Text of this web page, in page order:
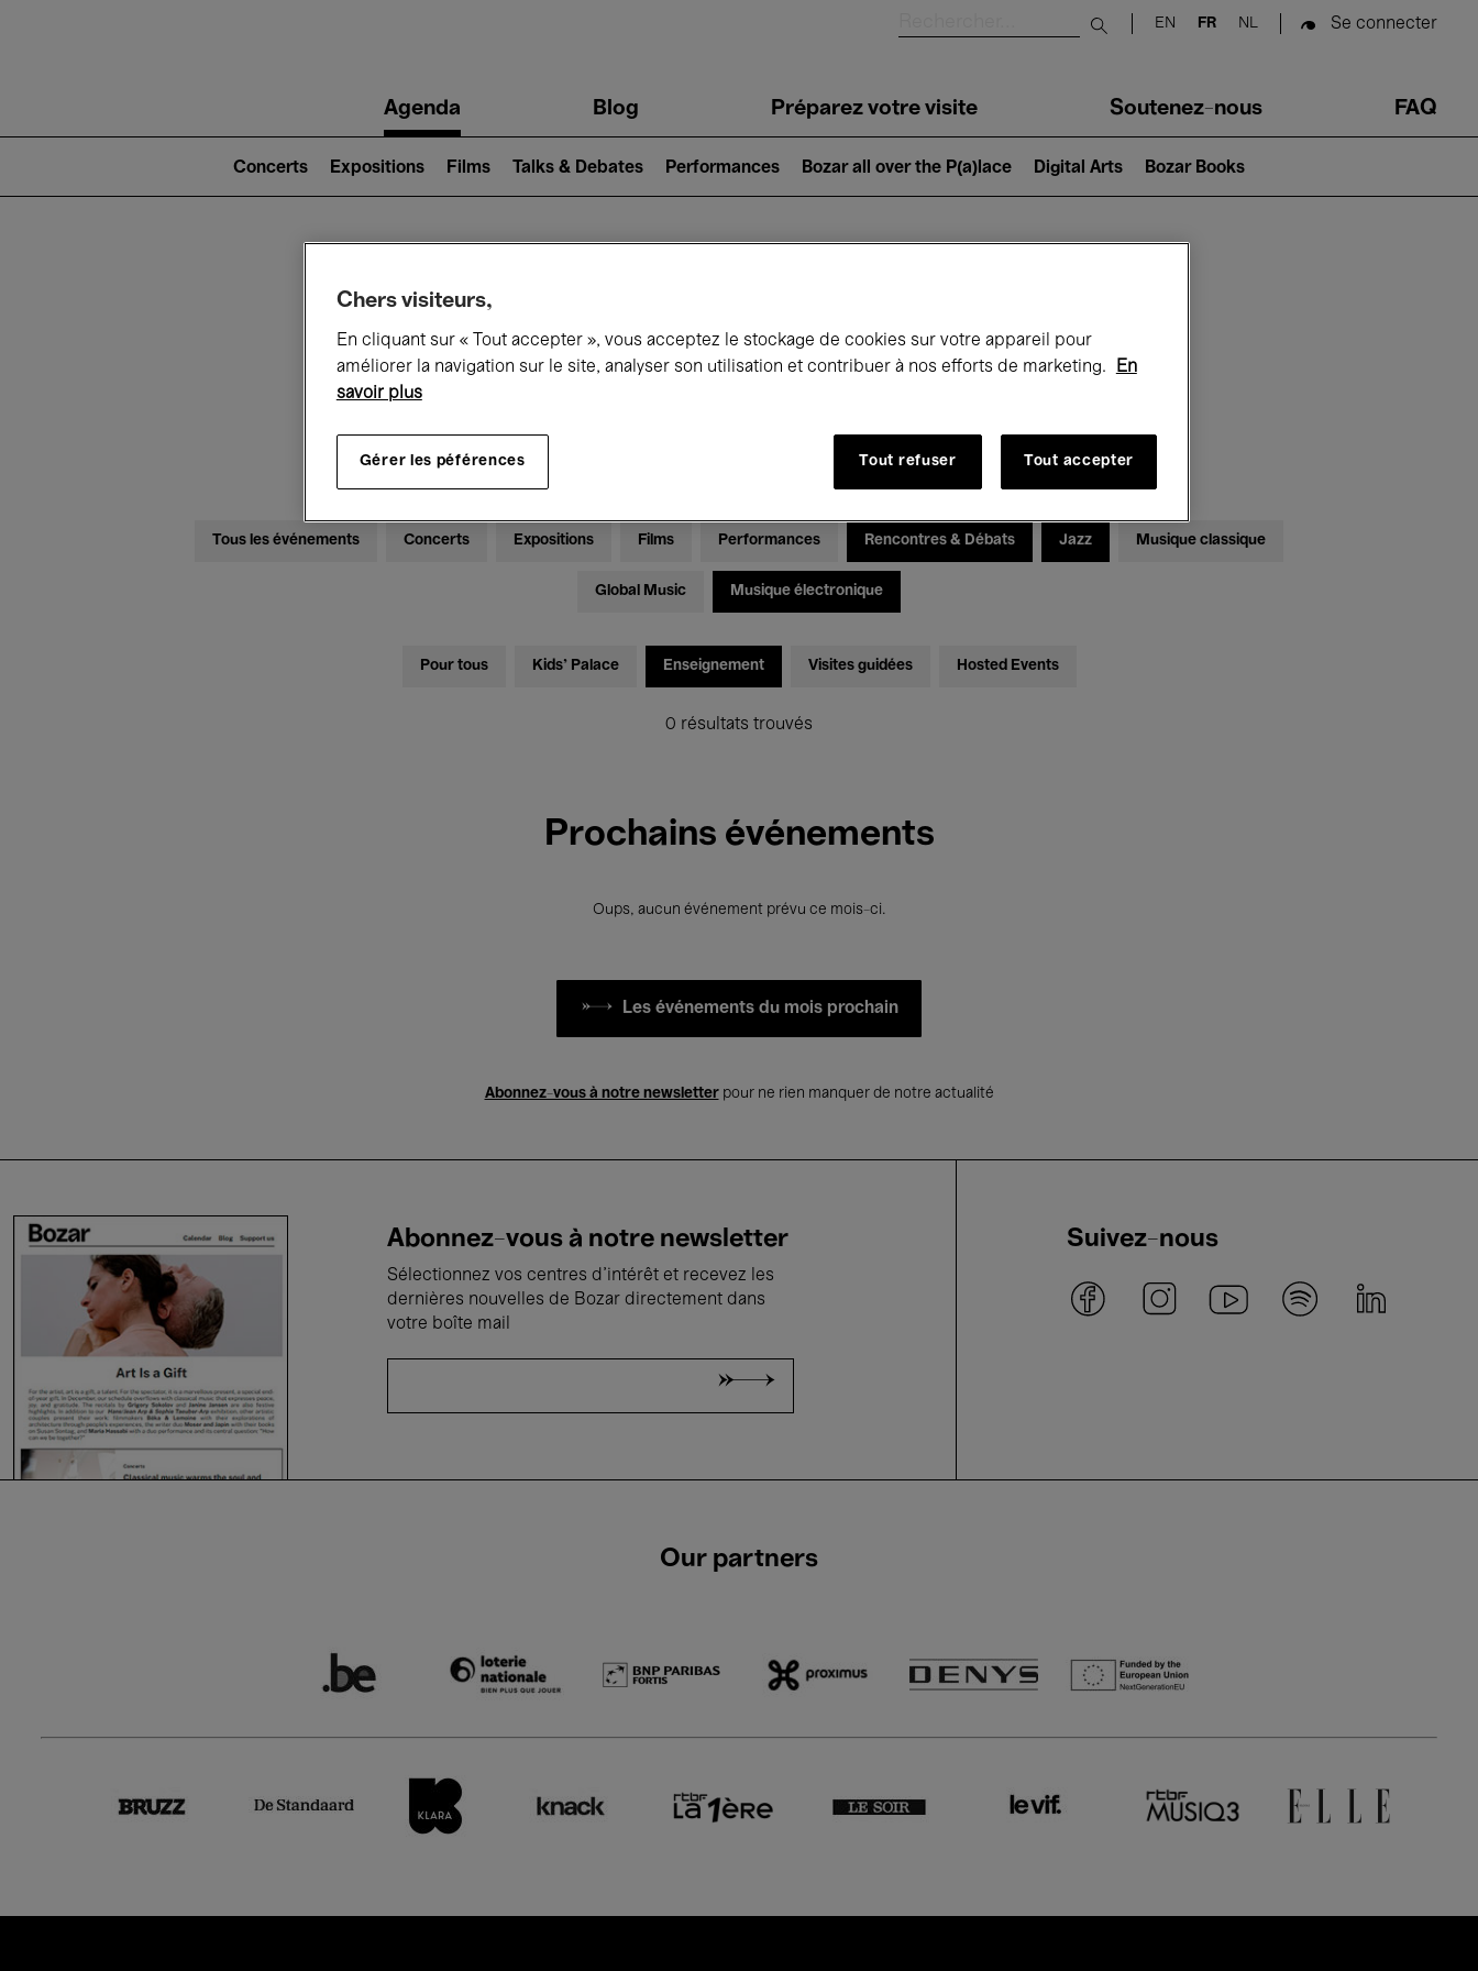
Submit search
EN FR NL Se connecter
navigationAgenda Blog Préparez votre visite Soutenez-nous FAQ
2)
Concerts Expositions Films Talks & Debates Performances Bozar all over the P(a)lace Digital Arts Bozar Books
Ce qui se passe à Bozar
Tous les événements Concerts Expositions Films Performances Rencontres & Débats Jazz Musique classique
Global Music Musique électronique
Pour tous Kids’ Palace Enseignement Visites guidées Hosted Events
0 résultats trouvés
Prochains événements
Oups, aucun événement prévu ce mois-ci.
Les événements du mois prochain
Abonnez-vous à notre newsletterpour ne rien manquer de notre actualité
Abonnez-vous à notre newsletter
Sélectionnez vos centres d'intérêt et recevez les
dernières nouvelles de Bozar directement dans
votre boîte mail
Suivez-nous
Our partners
Chers visiteurs,
En cliquant sur « Tout accepter », vous acceptez le stockage de cookies sur votre appareil pour
améliorer la navigation sur le site, analyser son utilisation et contribuer à nos efforts de marketing.
En
savoir plus
Gérer les péférences Tout refuser Tout accepter